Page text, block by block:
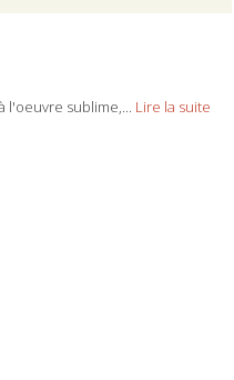
l'oeuvre sublime,... Lire la suite